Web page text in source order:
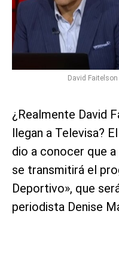
David
¿Realmente David
llegan a Televisa?
dio a conocer que
se transmitirá el
Deportivo», que
periodista Denise